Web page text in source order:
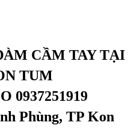
CẦM TAY TẠI
TUM
0937251919
Phùng, TP Kon